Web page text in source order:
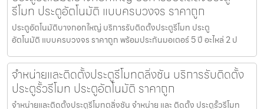
รีโมท ประตูอัตโนมัติ แบบครบวงจร ราคาถูก
ประตูอัตโนมัติบางกอกใหญ่ บริการรับติดตั้งประตูรีโมท ประตู
อัตโนมัติ แบบครบวงจร ราคาถูก พร้อมประกันมอเตอร์ 5 ปี อะไหล่ 2 ป
จำหน่ายและติดตั้งประตูรีโมทตลิ่งชัน บริการรับติดตั้ง
ประตูรั้วรีโมท ประตูอัตโนมัติ ราคาถูก
จำหน่ายและติดตั้งประตูรีโมทตลิ่งชัน จำหน่าย และ ติดตั้ง ประตูรั้วรีโมท